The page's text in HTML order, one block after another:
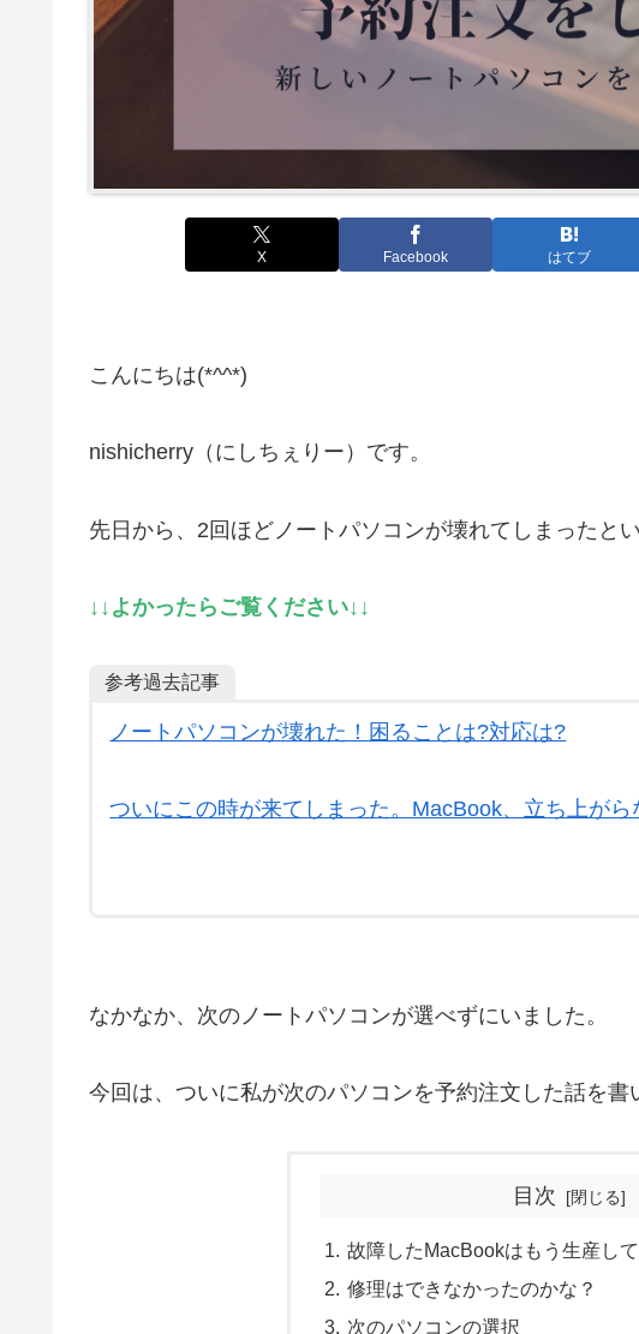
X Facebook はてブ
こんにちは(*^^*)
nishicherry（にしちぇりー）です。
先日から、2回ほどノートパソコンが壊れてしまったと
↓↓よかったらご覧ください↓↓
参考過去記事
ノートパソコンが壊れた！困ることは?対応は?
ついにこの時が来てしまった。MacBook、立ち上がら
なかなか、次のノートパソコンが選べずにいました。
今回は、ついに私が次のパソコンを予約注文した話を書
目次
故障したMacBookはもう生産し
修理はできなかったのかな？
次のパソコンの選択